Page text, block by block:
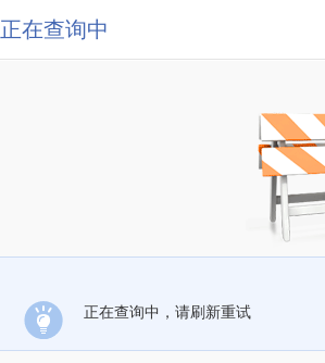
正在查询中
正在查询中，请刷新重试